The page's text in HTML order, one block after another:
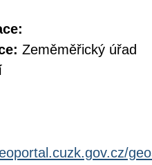
Zeměměřický úřad